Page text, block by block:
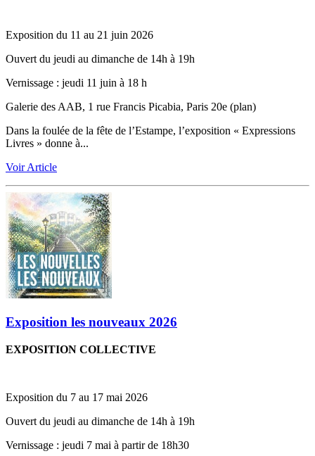
Exposition du 11 au 21 juin 2026
Ouvert du jeudi au dimanche de 14h à 19h
Vernissage ‬: jeudi 11 juin à 18 h
Galerie des AAB, 1 rue Francis Picabia, Paris 20e (plan)
Dans la foulée de la fête de l’Estampe, l’exposition « Expressions
Livres » donne à...
Voir Article
Exposition les nouveaux 2026
EXPOSITION COLLECTIVE
Exposition du 7 au 17 mai 2026
Ouvert du jeudi au dimanche de 14h à 19h
Vernissage ‬: jeudi 7 mai à partir de 18h30